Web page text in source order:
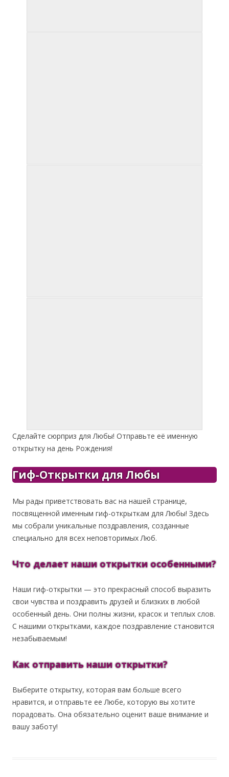
Сделайте сюрприз для Любы! Отправьте её именную
открытку на день Рождения!
Гиф-Открытки для Любы
Мы рады приветствовать вас на нашей странице,
посвященной именным гиф-открыткам для Любы! Здесь
мы собрали уникальные поздравления, созданные
специально для всех неповторимых Люб.
Что делает наши открытки особенными?
Наши гиф-открытки — это прекрасный способ выразить
свои чувства и поздравить друзей и близких в любой
особенный день. Они полны жизни, красок и теплых слов.
С нашими открытками, каждое поздравление становится
незабываемым!
Как отправить наши открытки?
Выберите открытку, которая вам больше всего
нравится, и отправьте ее Любе, которую вы хотите
порадовать. Она обязательно оценит ваше внимание и
вашу заботу!